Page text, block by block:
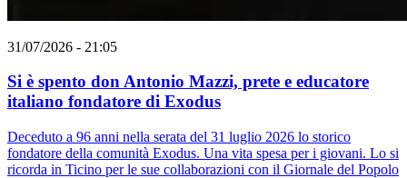
31/07/2026 - 21:05
Si è spento don Antonio Mazzi, prete e educatore
italiano fondatore di Exodus
Deceduto a 96 anni nella serata del 31 luglio 2026 lo storico
fondatore della comunità Exodus. Una vita spesa per i giovani. Lo si
ricorda in Ticino per le sue collaborazioni con il Giornale del Popolo